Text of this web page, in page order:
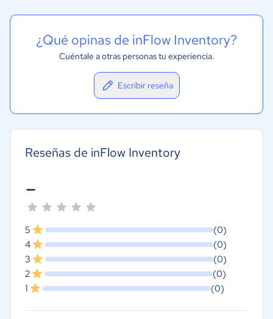
¿Qué opinas de inFlow Inventory?
Cuéntale a otras personas tu experiencia.
Escribir reseña
Reseñas de inFlow Inventory
-
5
(0)
4
(0)
3
(0)
2
(0)
1
(0)